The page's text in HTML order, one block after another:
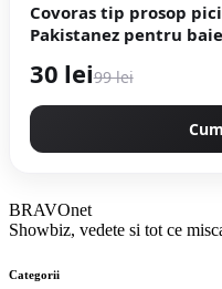
Covoras tip prosop
Pakistanez pentru
30 lei99 lei
BRAVOnet
Showbiz, vedete si tot ce
Categorii